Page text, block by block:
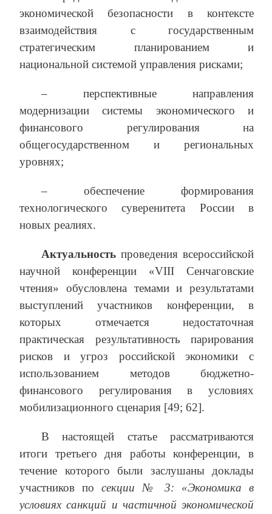
экономической безопасности в контексте
взаимодействия с государственным
стратегическим планированием и
национальной системой управления рисками;
– перспективные направления
модернизации системы экономического и
финансового регулирования на
общегосударственном и региональных
уровнях;
– обеспечение формирования
технологического суверенитета России в
новых реалиях.
Актуальность проведения всероссийской
научной конференции «VIII Сенчаговские
чтения» обусловлена темами и результатами
выступлений участников конференции, в
которых отмечается недостаточная
практическая результативность парирования
рисков и угроз российской экономики с
использованием методов бюджетно-
финансового регулирования в условиях
мобилизационного сценария [49; 62].
В настоящей статье рассматриваются
итоги третьего дня работы конференции, в
течение которого были заслушаны доклады
участников по секции № 3: «Экономика в
условиях санкций и частичной экономической